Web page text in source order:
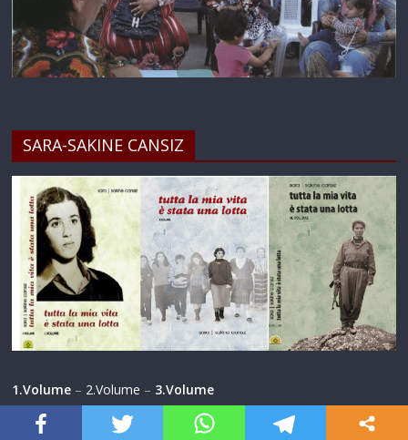
SARA-SAKINE CANSIZ
1.Volume – 2.Volume – 3.Volume